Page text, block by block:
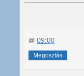
@ 09:00
Megosztás